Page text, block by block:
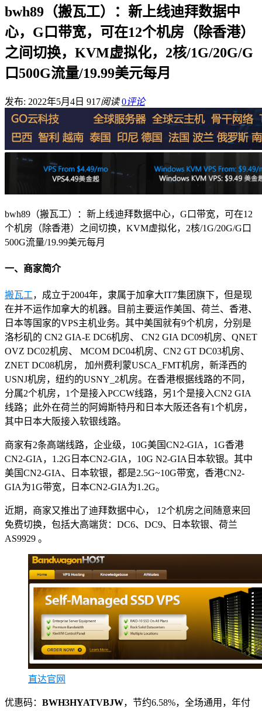
bwh89（搬瓦工）：新上线迪拜数据中
心，G口带宽，可在12个机房（除香港）
之间切换，KVM虚拟化，2核/1G/20G/G
口500G流量/19.99美元每月
发布: 2022年5月4日 917阅读 0评论
bwh89（搬瓦工）：新上线迪拜数据中心，G口带宽，可在12
个机房（除香港）之间切换，KVM虚拟化，2核/1G/20G/G口
500G流量/19.99美元每月
一、商家简介
搬瓦工，成立于2004年，隶属于加拿大IT7集团旗下，但是现
在并不运作加拿大的机器。目前主要运作美国、荷兰、香港、
日本等国家的VPS主机业务。其中美国就有9个机房，分别是
洛杉矶的 CN2 GIA-E DC6机房、 CN2 GIA DC09机房、QNET
OVZ DC02机房、 MCOM DC04机房、CN2 GT DC03机房、
ZNET DC08机房， 加州费利蒙USCA_FMT机房，新泽西的
USNJ机房，纽约的USNY_2机房。在香港根据线路的不同，
分属2个机房，1个是接入PCCW线路，另1个是接入CN2 GIA
线路；此外在荷兰的阿姆斯特丹和日本大阪还各有1个机房，
其中日本大阪接入软银线路。
商家有2条高端线路，企业级，10G美国CN2-GIA，1G香港
CN2-GIA，1.2G日本CN2-GIA，10G N2-GIA日本软银。其中
美国CN2-GIA、日本软银，都是2.5G~10G带宽，香港CN2-
GIA为1G带宽，日本CN2-GIA为1.2G。
近期，商家又推出了迪拜数据中心， 12个机房之间随意来回
免费切换，包括大高端货：DC6、DC9、日本软银、荷兰
AS9929 。
直达官网
优惠码： BWH3HYATVBJW，节约6.58%，全场通用，年付